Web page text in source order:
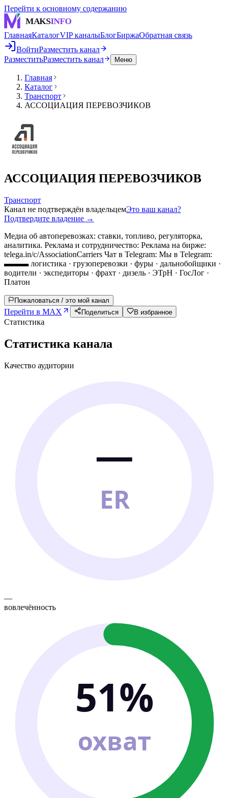
Перейти к основному содержанию
MAKSINFO
ГлавнаяКаталогVIP каналыБлогБиржаОбратная связь
ВойтиРазместить канал
РазместитьРазместить канал Меню
Главная
Каталог
Транспорт
АССОЦИАЦИЯ ПЕРЕВОЗЧИКОВ
АССОЦИАЦИЯ ПЕРЕВОЗЧИКОВ
Транспорт
Канал не подтверждён владельцемЭто ваш канал?
Подтвердите владение →
Медиа об автоперевозках: ставки, топливо, регуляторка,
аналитика. Реклама и сотрудничество: Реклама на бирже:
telega.in/c/AssociationCarriers Чат в Telegram: Мы в Telegram:
▬▬▬ логистика · грузоперевозки · фуры · дальнобойщики ·
водители · экспедиторы · фрахт · дизель · ЭТрН · ГосЛог ·
Платон
Пожаловаться / это мой канал
Перейти в MAX Поделиться В избранное
Статистика
Статистика канала
Качество аудитории
—
ER
—
вовлечённость
51%
охват